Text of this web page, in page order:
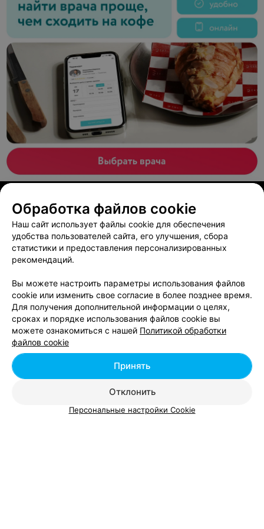
направления! Надеемся,что вскоре и все минусы
исправятся ,и наш любимый ДШД будет расти и
развиваться, становиться все лучше и лучше для своих
клиентов!
ЙОГА-ЦЕНТР
Tantra Place
Брест, Варшавское шоссе, 43
Добавить компанию
Обработка файлов cookie
Наш сайт использует файлы cookie для обеспечения
удобства пользователей сайта, его улучшения, сбора
статистики и предоставления персонализированных
рекомендаций.
Вы можете настроить параметры использования файлов
cookie или изменить свое согласие в более позднее время.
Для получения дополнительной информации о целях,
сроках и порядке использования файлов cookie вы
можете ознакомиться с нашей Политикой обработки
файлов cookie
Отклонить
Принять
Персональные настройки Cookie